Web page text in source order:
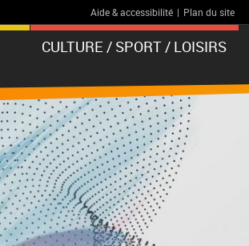
Aide & accessibilité | Plan du site
CULTURE / SPORT / LOISIRS